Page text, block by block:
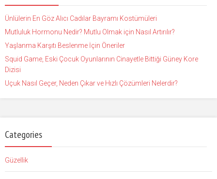
Ünlülerin En Göz Alıcı Cadılar Bayramı Kostümüleri
Mutluluk Hormonu Nedir? Mutlu Olmak için Nasıl Artırılır?
Yaşlanma Karşıtı Beslenme İçin Öneriler
Squid Game, Eski Çocuk Oyunlarının Cinayetle Bittiği Güney Kore
Dizisi
Uçuk Nasıl Geçer, Neden Çıkar ve Hızlı Çözümleri Nelerdir?
Categories
Güzellik